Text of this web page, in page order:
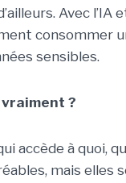
Avec l’IA
consommer
sensibles.
?
accède à quoi,
mais elles